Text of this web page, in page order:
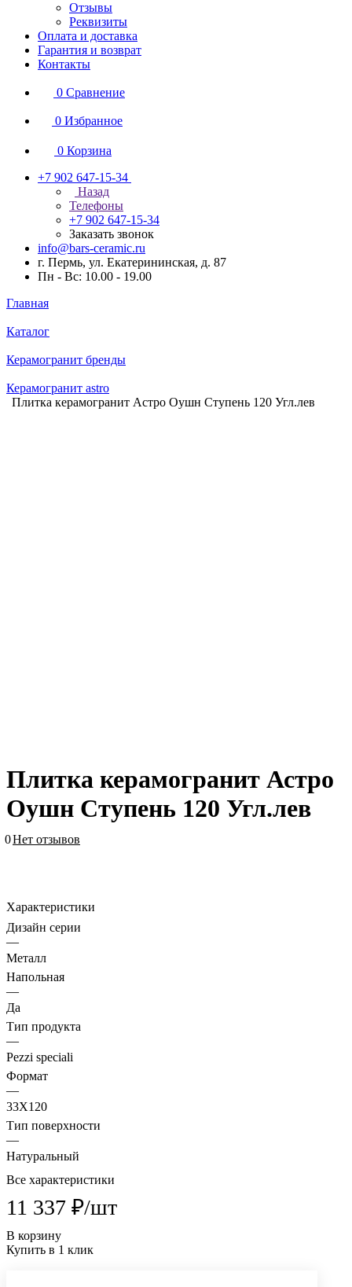
Отзывы
Реквизиты
Оплата и доставка
Гарантия и возврат
Контакты
0 Сравнение
0 Избранное
0 Корзина
+7 902 647-15-34
Назад
Телефоны
+7 902 647-15-34
Заказать звонок
info@bars-ceramic.ru
г. Пермь, ул. Екатерининская, д. 87
Пн - Вс: 10.00 - 19.00
Главная
Каталог
Керамогранит бренды
Керамогранит astro
Плитка керамогранит Астро Оушн Ступень 120 Угл.лев
Плитка керамогранит Астро
Оушн Ступень 120 Угл.лев
0Нет отзывов
Характеристики
Дизайн серии
—
Металл
Напольная
—
Да
Тип продукта
—
Pezzi speciali
Формат
—
33X120
Тип поверхности
—
Натуральный
Все характеристики
11 337 ₽/шт
В корзину
Купить в 1 клик